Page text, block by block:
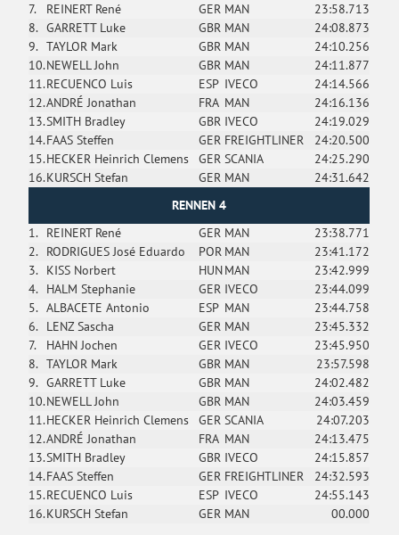
7.
REINERT René GER MAN
23:58.713
8. GARRETT Luke GBR MAN
24:08.873
9. TAYLOR Mark GBR MAN
24:10.256
10.NEWELL John GBR MAN
24:11.877
11.RECUENCO Luis ESP IVECO
24:14.566
12.ANDRÉ Jonathan FRA MAN
24:16.136
13.SMITH Bradley GBR IVECO
24:19.029
14.FAAS Steffen GER FREIGHTLINER
24:20.500
15.HECKER Heinrich Clemens GER SCANIA
24:25.290
16.KURSCH Stefan GER MAN
24:31.642
RENNEN 4
1. REINERT René GER MAN
23:38.771
2. RODRIGUES José Eduardo POR MAN
23:41.172
3. KISS Norbert HUNMAN
23:42.999
4. HALM Stephanie GER IVECO
23:44.099
5. ALBACETE Antonio ESP MAN
23:44.758
6. LENZ Sascha GER MAN
23:45.332
7.
HAHN Jochen GER IVECO
23:45.950
8. TAYLOR Mark GBR MAN
23:57.598
9. GARRETT Luke GBR MAN
24:02.482
10.NEWELL John GBR MAN
24:03.459
11.HECKER Heinrich Clemens GER SCANIA
24:07.203
12.ANDRÉ Jonathan FRA MAN
24:13.475
13.SMITH Bradley GBR IVECO
24:15.857
14.FAAS Steffen GER FREIGHTLINER
24:32.593
15.RECUENCO Luis ESP IVECO
24:55.143
16.KURSCH Stefan GER MAN 00.000